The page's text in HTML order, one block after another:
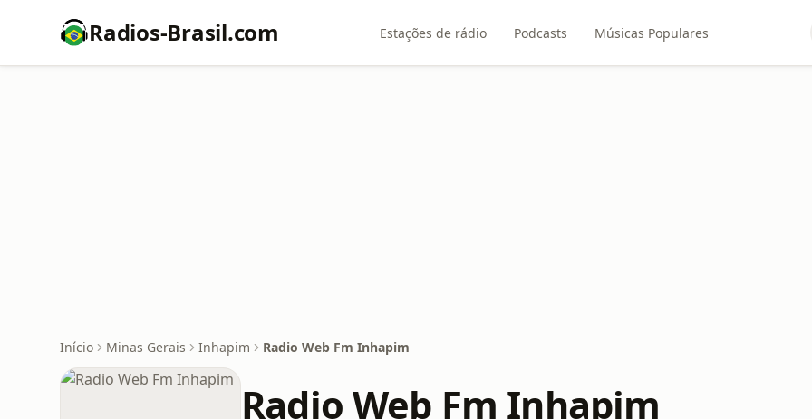
Radios-Brasil.com Estações de rádio Podcasts Músicas Populares
Início Minas Gerais Inhapim Radio Web Fm Inhapim
Radio Web Fm Inhapim